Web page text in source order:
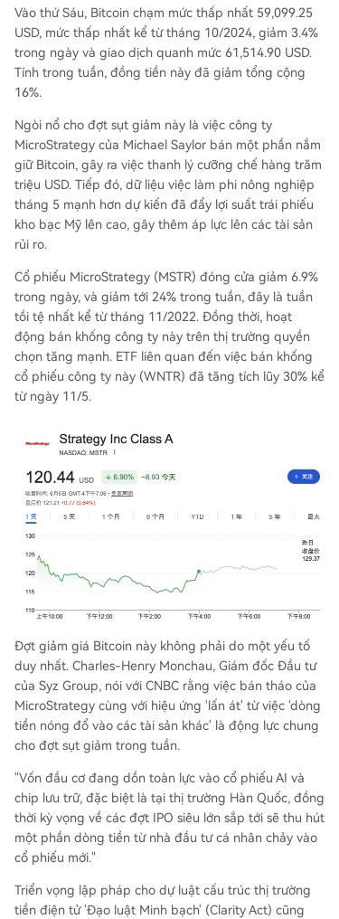
R tăng mạnh, với khối lượng gấp đôi quyền chọn
mua. Quỹ ETF WNTR, chuyên thực hiện chiến lư
ợc bán khống MSTR, đã tăng 30% kể từ giữa th
áng 5. Cổ phiếu ưu đãi STRC của công ty cũng x
uống mức thấp nhất kể từ tháng 11 năm ngoái.
Vào thứ Sáu, Bitcoin chạm mức thấp nhất 59,099.25
USD, mức thấp nhất kể từ tháng 10/2024, giảm 3.4%
trong ngày và giao dịch quanh mức 61,514.90 USD.
Tính trong tuần, đồng tiền này đã giảm tổng cộng
16%.
Ngòi nổ cho đợt sụt giảm này là việc công ty
MicroStrategy của Michael Saylor bán một phần nắm
giữ Bitcoin, gây ra việc thanh lý cưỡng chế hàng trăm
triệu USD. Tiếp đó, dữ liệu việc làm phi nông nghiệp
tháng 5 mạnh hơn dự kiến đã đẩy lợi suất trái phiếu
kho bạc Mỹ lên cao, gây thêm áp lực lên các tài sản
rủi ro.
Cổ phiếu MicroStrategy (MSTR) đóng cửa giảm 6.9%
trong ngày, và giảm tới 24% trong tuần, đây là tuần
tồi tệ nhất kể từ tháng 11/2022. Đồng thời, hoạt
động bán khống công ty này trên thị trường quyền
chọn tăng mạnh. ETF liên quan đến việc bán khống
cổ phiếu công ty này (WNTR) đã tăng tích lũy 30% kể
từ ngày 11/5.
Đợt giảm giá Bitcoin này không phải do một yếu tố
duy nhất. Charles-Henry Monchau, Giám đốc Đầu tư
của Syz Group, nói với CNBC rằng việc bán tháo của
MicroStrategy cùng với hiệu ứng 'lấn át' từ việc 'dòng
tiền nóng đổ vào các tài sản khác' là động lực chung
cho đợt sụt giảm trong tuần.
"Vốn đầu cơ đang dồn toàn lực vào cổ phiếu AI và
chip lưu trữ, đặc biệt là tại thị trường Hàn Quốc, đồng
thời kỳ vọng về các đợt IPO siêu lớn sắp tới sẽ thu hút
một phần dòng tiền từ nhà đầu tư cá nhân chảy vào
cổ phiếu mới."
Triển vọng lập pháp cho dự luật cấu trúc thị trường
tiền điện tử 'Đạo luật Minh bạch' (Clarity Act) cũng